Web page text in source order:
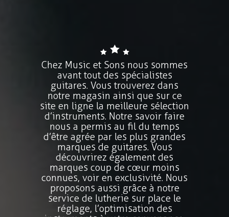
Chez Music et Sons nous sommes
avant tout des spécialistes
guitares. Vous trouverez dans
notre magasin ainsi que sur ce
site en ligne la meilleure sélection
d’instruments. Notre savoir faire
nous a permis au fil du temps
d’être agrée par les plus grandes
marques de guitares. Vous
découvrirez également des
marques coup de cœur moins
connues, voir en exclusivité. Nous
proposons aussi grâce à notre
service de lutherie sur place le
réglage, l’optimisation des